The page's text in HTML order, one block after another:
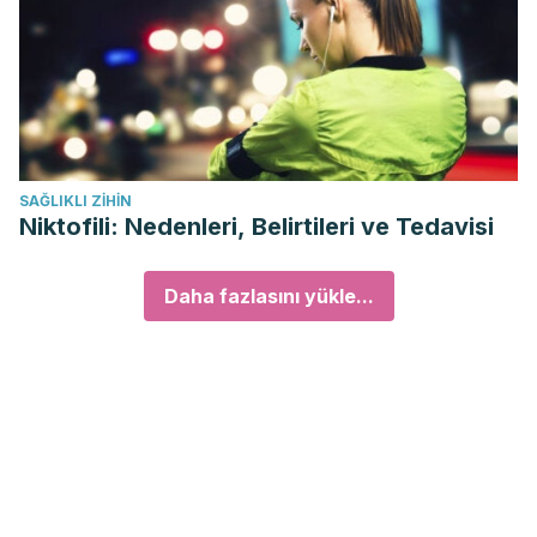
SAĞLIKLI ZIHIN
Niktofili: Nedenleri, Belirtileri ve Tedavisi
Daha fazlasını yükle...